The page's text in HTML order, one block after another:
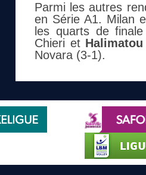
Parmi les autres
en Série A1. Milan
les quarts de
Chieri et
Novara (3-1).